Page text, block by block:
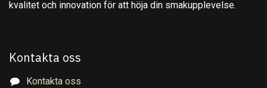
kvalitet och innovation för att höja din smakupplevelse.
Kontakta oss
Kontakta oss